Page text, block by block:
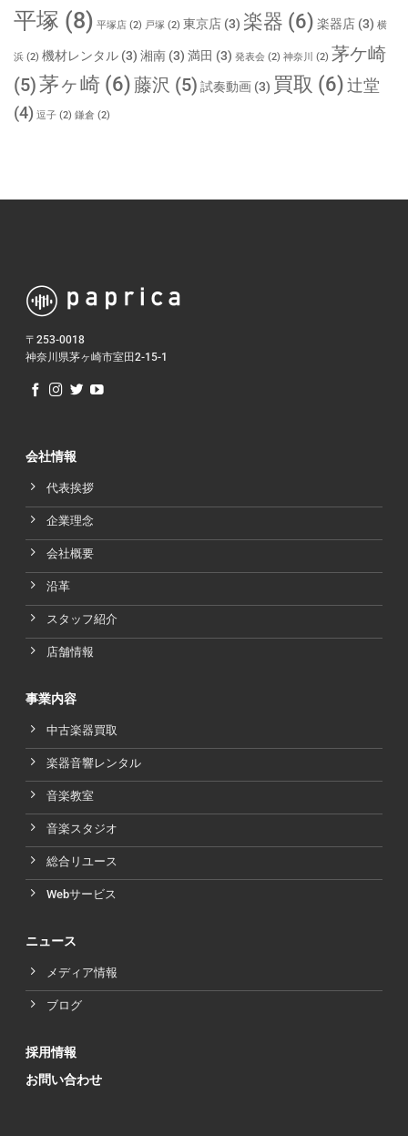
平塚 (8) 平塚店 (2) 戸塚 (2) 東京店 (3) 楽器 (6) 楽器店 (3) 横
浜 (2) 機材レンタル (3) 湘南 (3) 満田 (3) 発表会 (2) 神奈川 (2) 茅ケ崎
(5)茅ヶ崎 (6)藤沢 (5) 試奏動画 (3) 買取 (6) 辻堂
(4) 逗子 (2) 鎌倉 (2)
〒253-0018
神奈川県茅ヶ崎市室田2-15-1
会社情報
代表挨拶
企業理念
会社概要
沿革
スタッフ紹介
店舗情報
事業内容
中古楽器買取
楽器音響レンタル
音楽教室
音楽スタジオ
総合リユース
Webサービス
ニュース
メディア情報
ブログ
採用情報
お問い合わせ